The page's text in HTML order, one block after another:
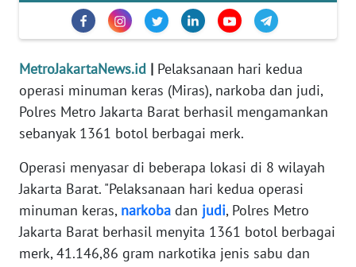
MetroJakartaNews.id | Pelaksanaan hari kedua
operasi minuman keras (Miras), narkoba dan judi,
Polres Metro Jakarta Barat berhasil mengamankan
sebanyak 1361 botol berbagai merk.
Operasi menyasar di beberapa lokasi di 8 wilayah
Jakarta Barat. "Pelaksanaan hari kedua operasi
minuman keras, narkoba dan judi, Polres Metro
Jakarta Barat berhasil menyita 1361 botol berbagai
merk, 41.146,86 gram narkotika jenis sabu dan
KAMI
INFO
IKLAN
TENTANG
KAMI
PEDOMAN
MEDIA
SIBER